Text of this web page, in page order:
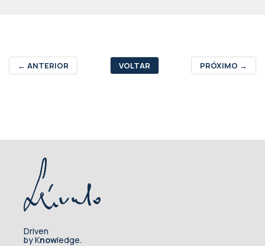
← ANTERIOR VOLTAR PRÓXIMO →
Driven
by Knowledge.